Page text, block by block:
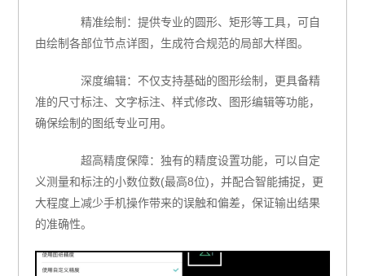
精准绘制：提供专业的圆形、矩形等工具，可自
由绘制各部位节点详图，生成符合规范的局部大样图。
深度编辑：不仅支持基础的图形绘制，更具备精
准的尺寸标注、文字标注、样式修改、图形编辑等功能，
确保绘制的图纸专业可用。
超高精度保障：独有的精度设置功能，可以自定
义测量和标注的小数位数(最高8位)，并配合智能捕捉，更
大程度上减少手机操作带来的误触和偏差，保证输出结果
的准确性。